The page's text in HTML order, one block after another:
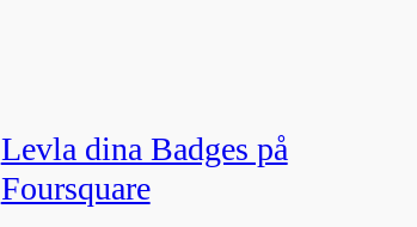
Levla dina Badges på
Foursquare